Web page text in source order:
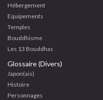
Hébergement
Equipements
Temples
Bouddhisme
Les 13 Bouddhas
Glossaire (Divers)
Japon(ais)
Histoire
Personnages